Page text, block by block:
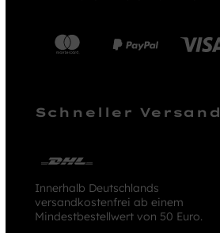
Schneller Versand
Innerhalb Deutschlands
versandkostenfrei ab einem
Mindestbestellwert von 50 Euro.